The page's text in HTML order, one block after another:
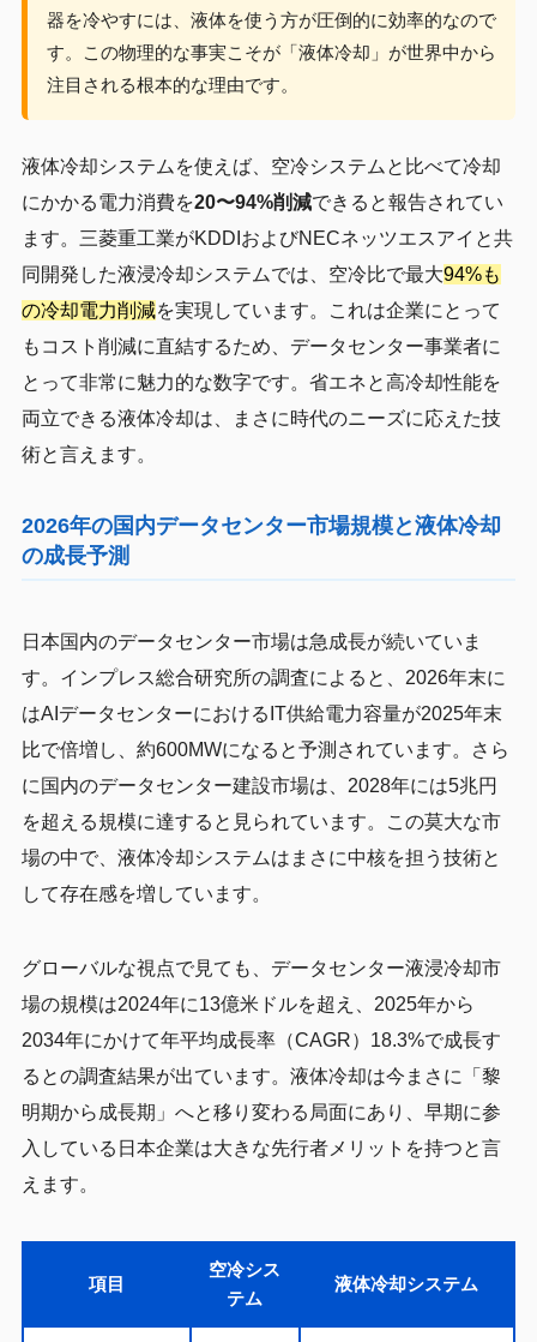
器を冷やすには、液体を使う方が圧倒的に効率的なので
す。この物理的な事実こそが「液体冷却」が世界中から
注目される根本的な理由です。
液体冷却システムを使えば、空冷システムと比べて冷却
にかかる電力消費を20〜94%削減できると報告されてい
ます。三菱重工業がKDDIおよびNECネッツエスアイと共
同開発した液浸冷却システムでは、空冷比で最大94%も
の冷却電力削減を実現しています。これは企業にとって
もコスト削減に直結するため、データセンター事業者に
とって非常に魅力的な数字です。省エネと高冷却性能を
両立できる液体冷却は、まさに時代のニーズに応えた技
術と言えます。
2026年の国内データセンター市場規模と液体冷却
の成長予測
日本国内のデータセンター市場は急成長が続いていま
す。インプレス総合研究所の調査によると、2026年末に
はAIデータセンターにおけるIT供給電力容量が2025年末
比で倍増し、約600MWになると予測されています。さら
に国内のデータセンター建設市場は、2028年には5兆円
を超える規模に達すると見られています。この莫大な市
場の中で、液体冷却システムはまさに中核を担う技術と
して存在感を増しています。
グローバルな視点で見ても、データセンター液浸冷却市
場の規模は2024年に13億米ドルを超え、2025年から
2034年にかけて年平均成長率（CAGR）18.3%で成長す
るとの調査結果が出ています。液体冷却は今まさに「黎
明期から成長期」へと移り変わる局面にあり、早期に参
入している日本企業は大きな先行者メリットを持つと言
えます。
項目
空冷シス
テム
液体冷却システム